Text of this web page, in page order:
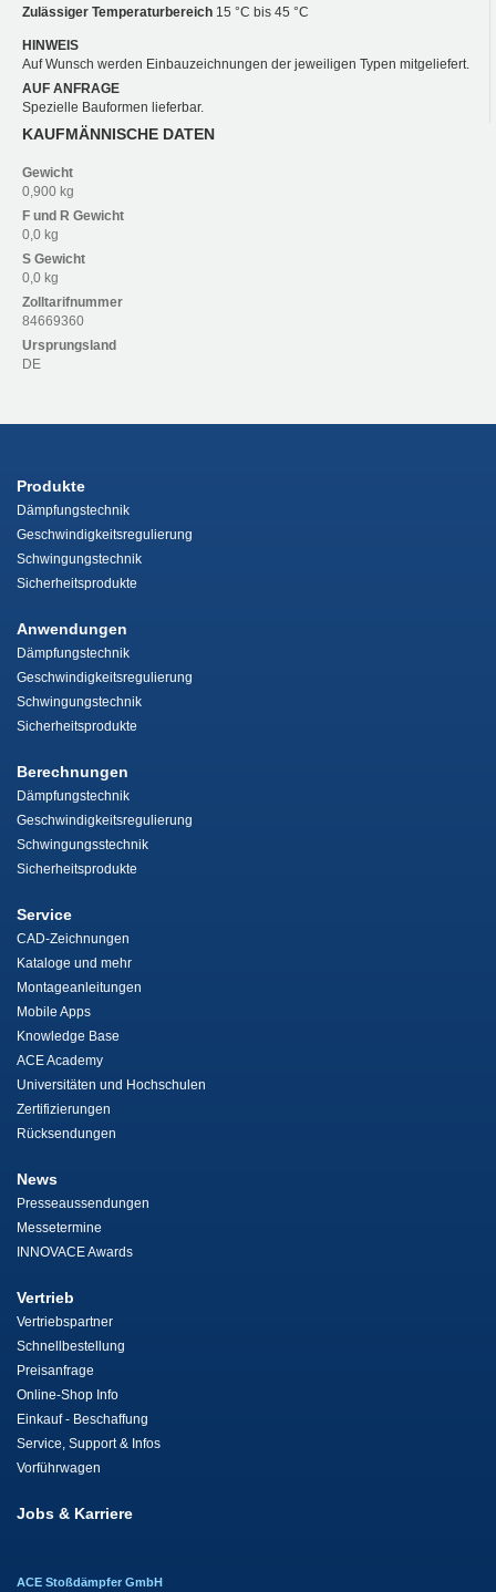
Zulässiger Temperaturbereich 15 °C bis 45 °C
HINWEIS
Auf Wunsch werden Einbauzeichnungen der jeweiligen Typen mitgeliefert.
AUF ANFRAGE
Spezielle Bauformen lieferbar.
KAUFMÄNNISCHE DATEN
Gewicht
0,900 kg
F und R Gewicht
0,0 kg
S Gewicht
0,0 kg
Zolltarifnummer
84669360
Ursprungsland
DE
Produkte
Dämpfungstechnik
Geschwindigkeitsregulierung
Schwingungstechnik
Sicherheitsprodukte
Anwendungen
Dämpfungstechnik
Geschwindigkeitsregulierung
Schwingungstechnik
Sicherheitsprodukte
Berechnungen
Dämpfungstechnik
Geschwindigkeitsregulierung
Schwingungsstechnik
Sicherheitsprodukte
Service
CAD-Zeichnungen
Kataloge und mehr
Montageanleitungen
Mobile Apps
Knowledge Base
ACE Academy
Universitäten und Hochschulen
Zertifizierungen
Rücksendungen
News
Presseaussendungen
Messetermine
INNOVACE Awards
Vertrieb
Vertriebspartner
Schnellbestellung
Preisanfrage
Online-Shop Info
Einkauf - Beschaffung
Service, Support & Infos
Vorführwagen
Jobs & Karriere
ACE Stoßdämpfer GmbH